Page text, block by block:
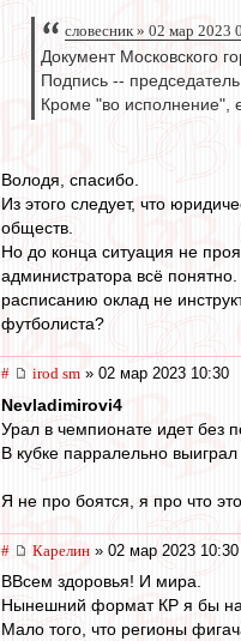
словесник » 02 мар 2023
Документ Московского
Подпись -- председатель
Кроме "во исполнение",
Володя, спасибо.
Из этого следует, что
обществ.
Но до конца ситуация не
администратора всё
расписанию оклад не
футболиста?
# irod sm » 02 мар 2023 10:30
Nevladimirovi4
Урал в чемпионате идет без
В кубке парралельно
Я не про боятся, я про что
# Карелин » 02 мар 2023 10:30
ВВсем здоровья! И мира.
Нынешний формат КР я бы
Мало того, что регионы